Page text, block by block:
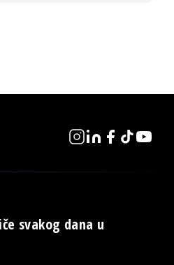
svakog dana u